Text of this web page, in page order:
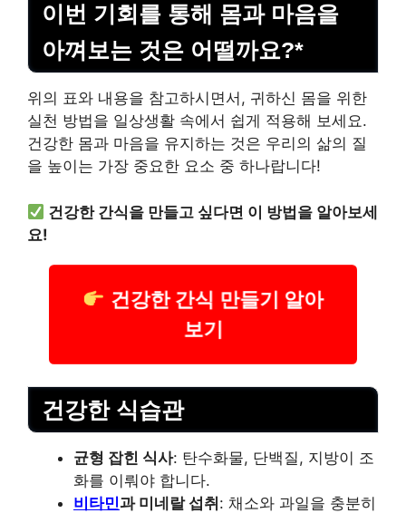
이번 기회를 통해 몸과 마음을
아껴보는 것은 어떨까요?*
위의 표와 내용을 참고하시면서, 귀하신 몸을 위한
실천 방법을 일상생활 속에서 쉽게 적용해 보세요.
건강한 몸과 마음을 유지하는 것은 우리의 삶의 질
을 높이는 가장 중요한 요소 중 하나랍니다!
건강한 간식을 만들고 싶다면 이 방법을 알아보세
요!
건강한 간식 만들기 알아
보기
건강한 식습관
균형 잡힌 식사: 탄수화물, 단백질, 지방이 조
화를 이뤄야 합니다.
비타민과 미네랄 섭취 : 채소와 과일을 충분히